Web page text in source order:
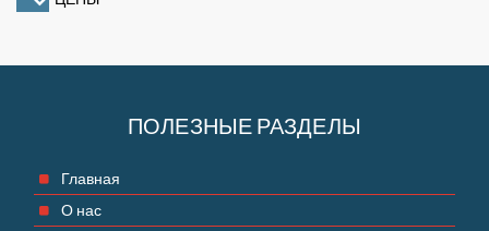
ПОЛЕЗНЫЕ РАЗДЕЛЫ
Главная
О нас